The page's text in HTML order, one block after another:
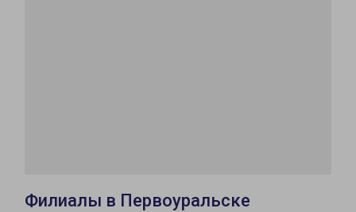
Филиалы в Первоуральске